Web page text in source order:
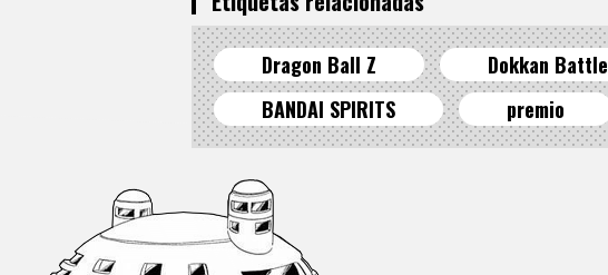
Dragon Ball Z Dokkan Battle
BANDAI SPIRITS
premio